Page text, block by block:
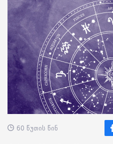
60 წუთის წინ